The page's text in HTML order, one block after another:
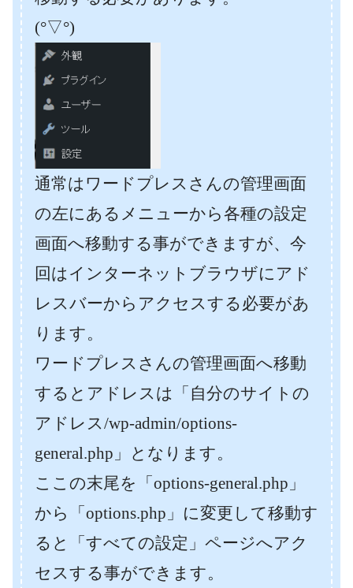
(°▽°)
通常はワードプレスさんの管理画面
の左にあるメニューから各種の設定
画面へ移動する事ができますが、今
回はインターネットブラウザにアド
レスバーからアクセスする必要があ
ります。
ワードプレスさんの管理画面へ移動
するとアドレスは「自分のサイトの
アドレス/wp-admin/options-
general.php」となります。
ここの末尾を「options-general.php」
から「options.php」に変更して移動す
ると「すべての設定」ページへアク
セスする事ができます。